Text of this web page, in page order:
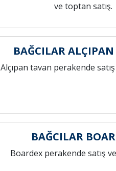
ve toptan satış.
BAĞCILAR
Alçıpan tavan perakende
BAĞCILAR
Boardex perakende satış